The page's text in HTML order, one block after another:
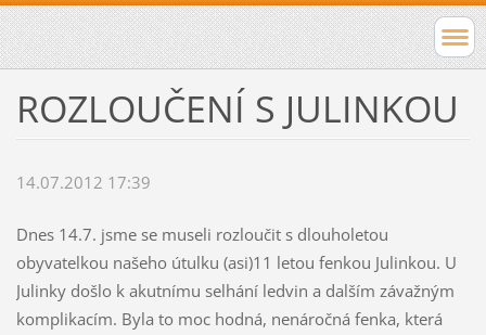
ROZLOUČENÍ S JULINKOU
14.07.2012 17:39
Dnes 14.7. jsme se museli rozloučit s dlouholetou
obyvatelkou našeho útulku (asi)11 letou fenkou Julinkou. U
Julinky došlo k akutnímu selhání ledvin a dalším závažným
komplikacím. Byla to moc hodná, nenáročná fenka, která